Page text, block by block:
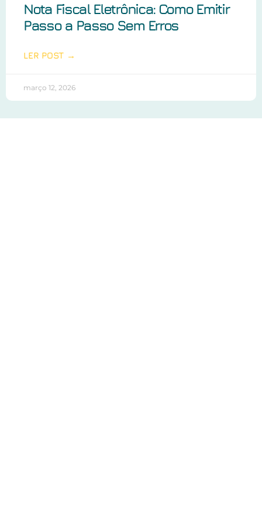
Nota Fiscal Eletrônica: Como Emitir
Passo a Passo Sem Erros
LER POST →
março 12, 2026